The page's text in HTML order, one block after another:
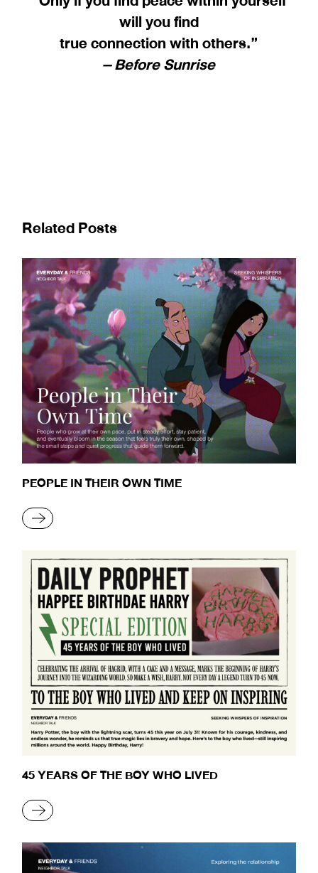
will you find
true connection with others.”
– Before Sunrise
Related Posts
PEOPLE IN THEIR OWN TIME
READ MORE
45 YEARS OF THE BOY WHO LIVED
READ MORE